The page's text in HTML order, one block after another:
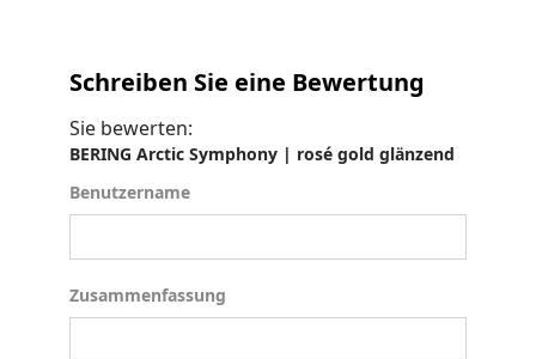
Schreiben Sie eine Bewertung
Sie bewerten:
BERING Arctic Symphony | rosé gold glänzend
Benutzername
Benutzername
Zusammenfassung
Zusammenfassung